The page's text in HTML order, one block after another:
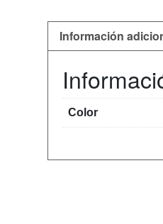
Información
Color